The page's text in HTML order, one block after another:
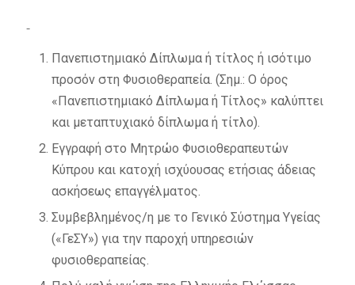
Πανεπιστημιακό Δίπλωμα ή τίτλος ή ισότιμο
προσόν στη Φυσιοθεραπεία. (Σημ.: Ο όρος
«Πανεπιστημιακό Δίπλωμα ή Τίτλος» καλύπτει
και μεταπτυχιακό δίπλωμα ή τίτλο).
Εγγραφή στο Μητρώο Φυσιοθεραπευτών
Κύπρου και κατοχή ισχύουσας ετήσιας άδειας
ασκήσεως επαγγέλματος.
Συμβεβλημένος/η με το Γενικό Σύστημα Υγείας
(«ΓεΣΥ») για την παροχή υπηρεσιών
φυσιοθεραπείας.